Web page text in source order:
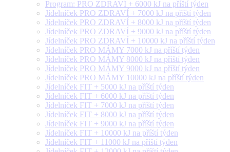
Program: PRO ZDRAVÍ + 6000 kJ na příští týden
Jídelníček PRO ZDRAVÍ + 7000 kJ na příští týden
Jídelníček PRO ZDRAVÍ + 8000 kJ na příští týden
Jídelníček PRO ZDRAVÍ + 9000 kJ na příští týden
Jídelníček PRO ZDRAVÍ + 10000 kJ na příští týden
Jídelníček PRO MÁMY 7000 kJ na příští týden
Jídelníček PRO MÁMY 8000 kJ na příští týden
Jídelníček PRO MÁMY 9000 kJ na příští týden
Jídelníček PRO MÁMY 10000 kJ na příští týden
Jídelníček FIT + 5000 kJ na příští týden
Jídelníček FIT + 6000 kJ na příští týden
Jídelníček FIT + 7000 kJ na příští týden
Jídelníček FIT + 8000 kJ na příští týden
Jídelníček FIT + 9000 kJ na příští týden
Jídelníček FIT + 10000 kJ na příští týden
Jídelníček FIT + 11000 kJ na příští týden